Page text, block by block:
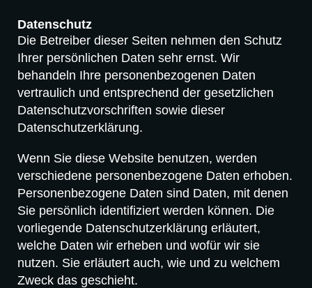
Datenschutz
Die Betreiber dieser Seiten nehmen den Schutz
Ihrer persönlichen Daten sehr ernst. Wir
behandeln Ihre personenbezogenen Daten
vertraulich und entsprechend der gesetzlichen
Datenschutzvorschriften sowie dieser
Datenschutzerklärung.
Wenn Sie diese Website benutzen, werden
verschiedene personenbezogene Daten erhoben.
Personenbezogene Daten sind Daten, mit denen
Sie persönlich identifiziert werden können. Die
vorliegende Datenschutzerklärung erläutert,
welche Daten wir erheben und wofür wir sie
nutzen. Sie erläutert auch, wie und zu welchem
Zweck das geschieht.